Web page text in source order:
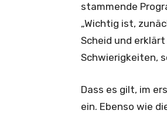
stammende
„Wichtig ist,
Scheid und
Schwierigkeiten,
Dass es gilt, im
ein. Ebenso wie